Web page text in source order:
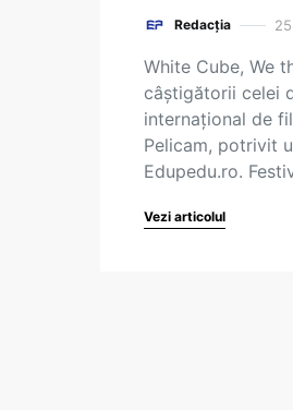
Redacția
White Cube, We
câștigătorii celei
internațional de
Pelicam, potrivit
Edupedu.ro.
Vezi articolul